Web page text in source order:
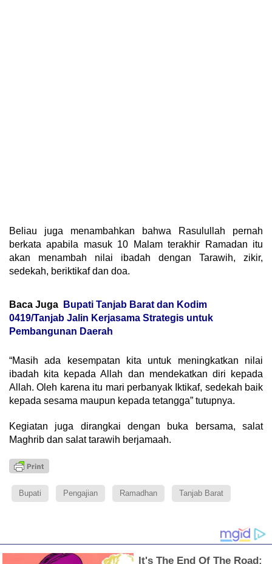
Beliau juga menambahkan bahwa Rasulullah pernah
berkata apabila masuk 10 Malam terakhir Ramadan itu
akan menambah nilai ibadah dengan Tarawih, zikir,
sedekah, beriktikaf dan doa.
Baca Juga
Bupati Tanjab Barat dan Kodim
0419/Tanjab Jalin Kerjasama Strategis untuk
Pembangunan Daerah
“Masih ada kesempatan kita untuk meningkatkan nilai
ibadah kita kepada Allah dan mendekatkan diri kepada
Allah. Oleh karena itu mari perbanyak Iktikaf, sedekah baik
kepada sesama maupun kepada tetangga” tutupnya.
Kegiatan juga dirangkai dengan buka bersama, salat
Maghrib dan salat tarawih berjamaah.
Bupati Pengajian Ramadhan Tanjab Barat